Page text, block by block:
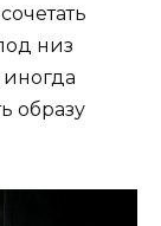
низ
образу